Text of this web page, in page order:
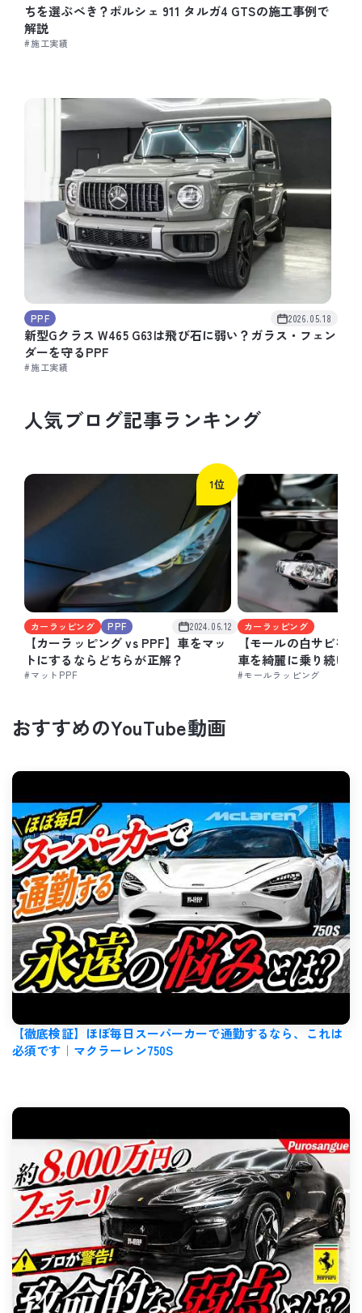
ちを選ぶべき？ポルシェ 911 タルガ4 GTSの施工事例で
解説
#施工実績
PPF 2026.05.18
新型Gクラス W465 G63は飛び石に弱い？ガラス・フェン
ダーを守るPPF
#施工実績
人気ブロ グ記事ラ ンキング
1位
カーラッピング PPF 2024.06.12
【カーラッピング vs PPF】車をマッ
トにするならどちらが正解？
#マットPPF
カーラッピング
【モールの白サビを
車を綺麗に乗り続け
#モールラッピング
おすすめのYouTube動画
【徹底検証】ほぼ毎日スーパーカーで通勤するなら、これは
必須です｜マクラーレン750S